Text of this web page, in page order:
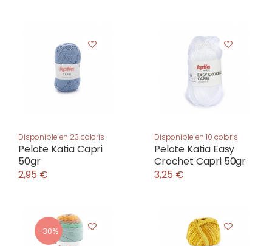
Disponible en 23 coloris
Pelote Katia Capri
50gr
2,95 €
Disponible en 10 coloris
Pelote Katia Easy
Crochet Capri 50gr
3,25 €
-30%